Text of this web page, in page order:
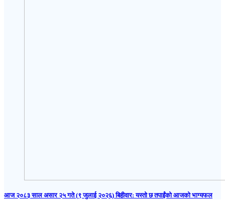
आज २०८३ साल असार २५ गते (९ जुलाई २०२६) बिहीवार: यस्तो छ तपाईंको आजको भाग्यफल